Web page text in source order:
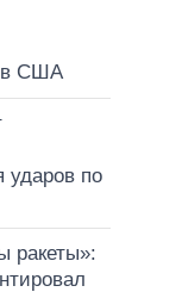
в США
ударов по
ракеты»: